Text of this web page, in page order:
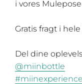
i vores
Gratis fragt i
Del dine
@miinbottle
#miinexperience